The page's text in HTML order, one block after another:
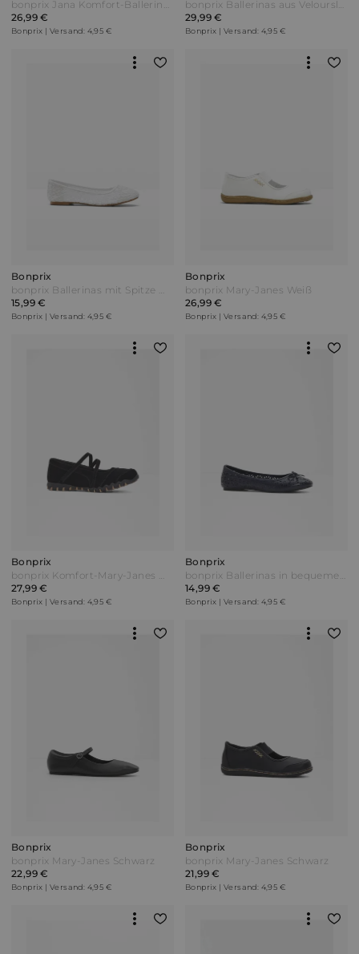
bonprix Jana Komfort-Ballerinas in bequemer Weite Beige
26,99 €
Bonprix | Versand: 4,95 €
bonprix Ballerinas aus Veloursleder Schwarz
29,99 €
Bonprix | Versand: 4,95 €
Bonprix
bonprix Ballerinas mit Spitze Weiß
15,99 €
Bonprix | Versand: 4,95 €
Bonprix
bonprix Mary-Janes Weiß
26,99 €
Bonprix | Versand: 4,95 €
Bonprix
bonprix Komfort-Mary-Janes mit flexibler Sohle Schwarz
27,99 €
Bonprix | Versand: 4,95 €
Bonprix
bonprix Ballerinas in bequemer Weite Blau
14,99 €
Bonprix | Versand: 4,95 €
Bonprix
bonprix Mary-Janes Schwarz
22,99 €
Bonprix | Versand: 4,95 €
Bonprix
bonprix Mary-Janes Schwarz
21,99 €
Bonprix | Versand: 4,95 €